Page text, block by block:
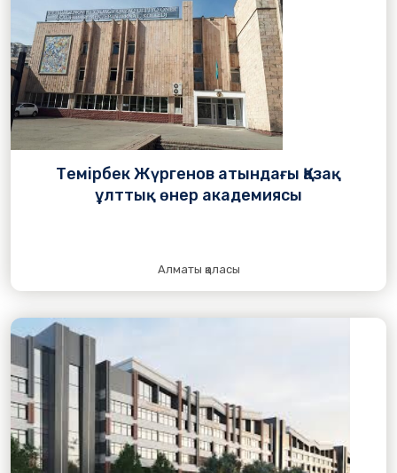
Темірбек Жүргенов атындағы Қазақ
ұлттық өнер академиясы
Алматы қаласы